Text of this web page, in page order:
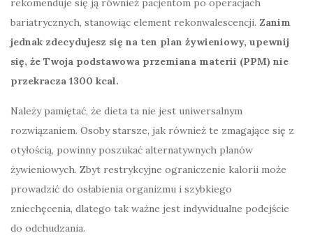
rekomenduje się ją również pacjentom po operacjach
bariatrycznych, stanowiąc element rekonwalescencji. Zanim
jednak zdecydujesz się na ten plan żywieniowy, upewnij
się, że Twoja podstawowa przemiana materii (PPM) nie
przekracza 1300 kcal.
Należy pamiętać, że dieta ta nie jest uniwersalnym
rozwiązaniem. Osoby starsze, jak również te zmagające się z
otyłością, powinny poszukać alternatywnych planów
żywieniowych. Zbyt restrykcyjne ograniczenie kalorii może
prowadzić do osłabienia organizmu i szybkiego
zniechęcenia, dlatego tak ważne jest indywidualne podejście
do odchudzania.